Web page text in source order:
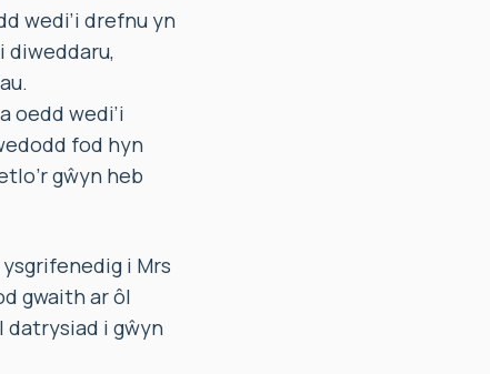
wedi’i drefnu yn
diweddaru,
oedd wedi’i
fod hyn
gŵyn heb
i Mrs
gwaith ar ôl
datrysiad i gŵyn